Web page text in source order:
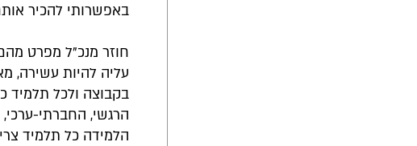
באפשרותי להכיר
חוזר מנכ"ל מפרט
עליה להיות עשירה,
בקבוצה ולכל תלמיד
הרגשי, החברתי-
הלמידה כל תלמיד